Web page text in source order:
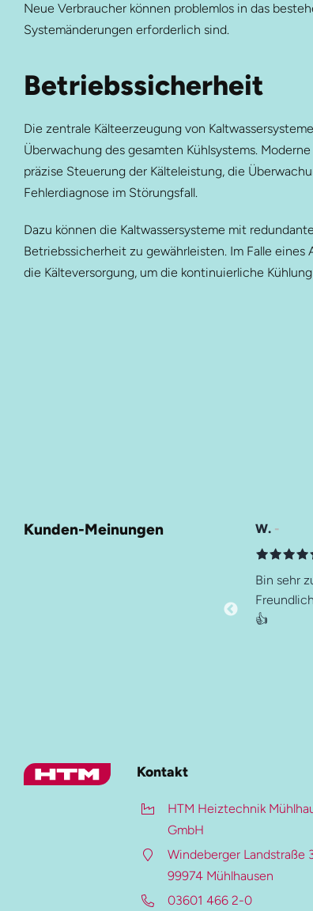
Neue Verbraucher können problemlos in das
Systemänderungen erforderlich sind.
Betriebssicherheit
Die zentrale Kälteerzeugung von
Überwachung des gesamten Kühlsystems.
präzise Steuerung der Kälteleistung, die
Fehlerdiagnose im Störungsfall.
Dazu können die Kaltwassersysteme mit
Betriebssicherheit zu gewährleisten. Im Falle
die Kälteversorgung, um die kontinuierliche
Kunden-Meinungen W.
Bin sehr
👍
Kontakt
HTM Heiztechnik
GmbH
Windeberger Landstraße
99974 Mühlhausen
03601 466 2-0
HTM Beschichtung
Blockheizkraftwerke